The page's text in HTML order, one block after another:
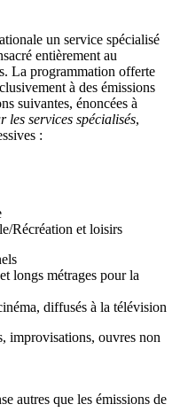
un service spécialisé
entièrement au
La programmation offerte
à des émissions
suivantes, énoncées à
les services spécialisés,
:
Récréation et loisirs
longs métrages pour la
diffusés à la télévision
improvisations, ouvres non
autres que les émissions de